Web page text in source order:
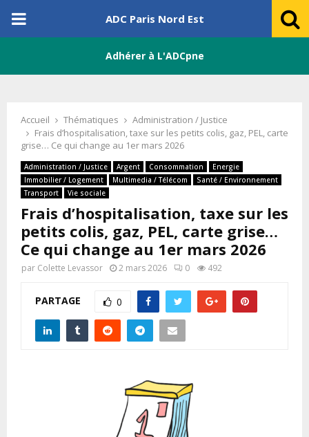
PRIMARY
ADC Paris Nord Est
Adhérer à L'ADCpne
Accueil Thématiques
Administration / Justice
Frais d’hospitalisation, taxe sur les petits colis, gaz, PEL, carte
grise… Ce qui change au 1er mars 2026
Administration / Justice Argent Consommation
Energie
Immobilier / Logement
Multimedia / Télécom
Santé / Environnement
Transport
Vie sociale
Frais d’hospitalisation, taxe sur les
petits colis, gaz, PEL, carte grise…
Ce qui change au 1er mars 2026
par Colette Levassor 2 mars 2026 0 492
PARTAGE 0